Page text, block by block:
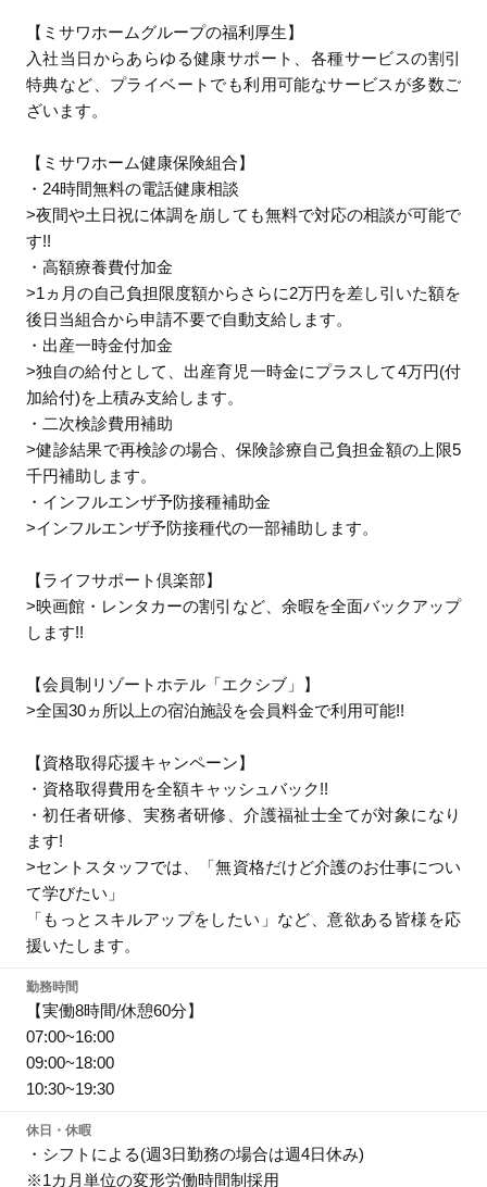
【ミサワホームグループの福利厚生】
入社当日からあらゆる健康サポート、各種サービスの割引
特典など、プライベートでも利用可能なサービスが多数ご
ざいます。
【ミサワホーム健康保険組合】
・24時間無料の電話健康相談
>夜間や土日祝に体調を崩しても無料で対応の相談が可能で
す!!
・高額療養費付加金
>1ヵ月の自己負担限度額からさらに2万円を差し引いた額を
後日当組合から申請不要で自動支給します。
・出産一時金付加金
>独自の給付として、出産育児一時金にプラスして4万円(付
加給付)を上積み支給します。
・二次検診費用補助
>健診結果で再検診の場合、保険診療自己負担金額の上限5
千円補助します。
・インフルエンザ予防接種補助金
>インフルエンザ予防接種代の一部補助します。
【ライフサポート倶楽部】
>映画館・レンタカーの割引など、余暇を全面バックアップ
します!!
【会員制リゾートホテル「エクシブ」】
>全国30ヵ所以上の宿泊施設を会員料金で利用可能!!
【資格取得応援キャンペーン】
・資格取得費用を全額キャッシュバック!!
・初任者研修、実務者研修、介護福祉士全てが対象になり
ます!
>セントスタッフでは、「無資格だけど介護のお仕事につい
て学びたい」
「もっとスキルアップをしたい」など、意欲ある皆様を応
援いたします。
勤務時間
【実働8時間/休憩60分】
07:00~16:00
09:00~18:00
10:30~19:30
休日・休暇
・シフトによる(週3日勤務の場合は週4日休み)
※1カ月単位の変形労働時間制採用